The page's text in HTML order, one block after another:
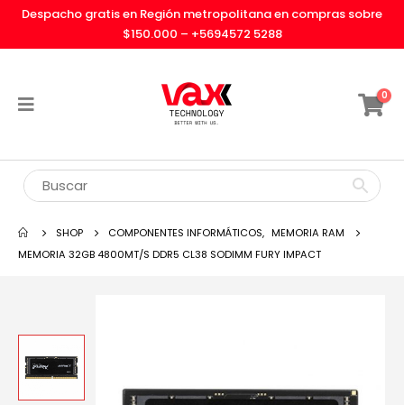
Despacho gratis en Región metropolitana en compras sobre
$150.000 – +5694572 5288
0
SHOP COMPONENTES INFORMÁTICOS, MEMORIA RAM
MEMORIA 32GB 4800MT/S DDR5 CL38 SODIMM FURY IMPACT